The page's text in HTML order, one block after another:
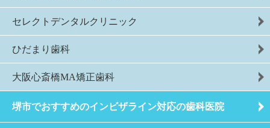
セレクトデンタルクリニック
ひだまり歯科
大阪心斎橋MA矯正歯科
堺市でおすすめのインビザライン対応の歯科医院